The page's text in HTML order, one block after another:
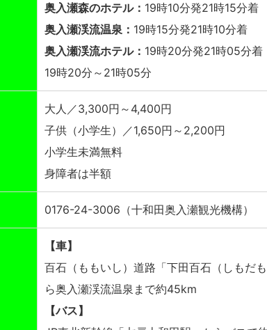
奥入瀬森のホテル： 19時10分発21時15分着
奥入瀬渓流温泉： 19時15分発21時10分着
奥入瀬渓流ホテル： 19時20分発21時05分着
19時20分～21時05分
大人／3,300円～4,400円
子供（小学生）／1,650円～2,200円
小学生未満無料
身障者は半額
0176-24-3006（十和田奥入瀬観光機構）
【車】
百石（ももいし）道路「下田百石（しもだ
ら奥入瀬渓流温泉まで約45km
【バス】